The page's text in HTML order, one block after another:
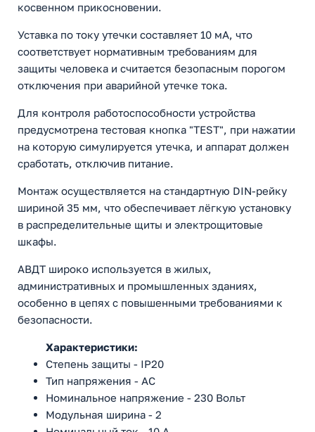
косвенном прикосновении.
Уставка по току утечки составляет 10 мА, что
соответствует нормативным требованиям для
защиты человека и считается безопасным порогом
отключения при аварийной утечке тока.
Для контроля работоспособности устройства
предусмотрена тестовая кнопка "TEST", при нажатии
на которую симулируется утечка, и аппарат должен
сработать, отключив питание.
Монтаж осуществляется на стандартную DIN-рейку
шириной 35 мм, что обеспечивает лёгкую установку
в распределительные щиты и электрощитовые
шкафы.
АВДТ широко используется в жилых,
административных и промышленных зданиях,
особенно в цепях с повышенными требованиями к
безопасности.
Характеристики:
Степень защиты - IP20
Тип напряжения - AC
Номинальное напряжение - 230 Вольт
Модульная ширина - 2